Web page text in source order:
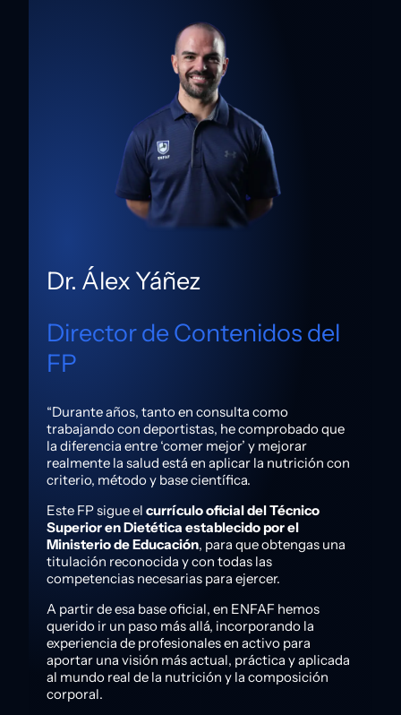
Dr. Álex Yáñez
Director de Contenidos del
FP
“Durante años, tanto en consulta como
trabajando con deportistas, he comprobado que
la diferencia entre ‘comer mejor’ y mejorar
realmente la salud está en aplicar la nutrición con
criterio, método y base científica.
Este FP sigue el currículo oficial del Técnico
Superior en Dietética establecido por el
Ministerio de Educación, para que obtengas una
titulación reconocida y con todas las
competencias necesarias para ejercer.
A partir de esa base oficial, en ENFAF hemos
querido ir un paso más allá, incorporando la
experiencia de profesionales en activo para
aportar una visión más actual, práctica y aplicada
al mundo real de la nutrición y la composición
corporal.